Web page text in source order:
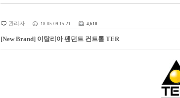
관리자 18-05-09 15:21 4,610
[New Brand] 이탈리아 펜던트 컨트롤 TER